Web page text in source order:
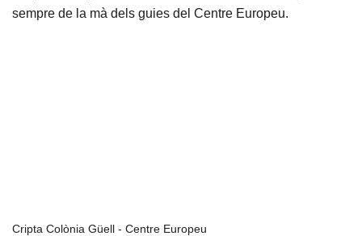
sempre de la mà dels guies del Centre Europeu.
Cripta Colònia Güell - Centre Europeu